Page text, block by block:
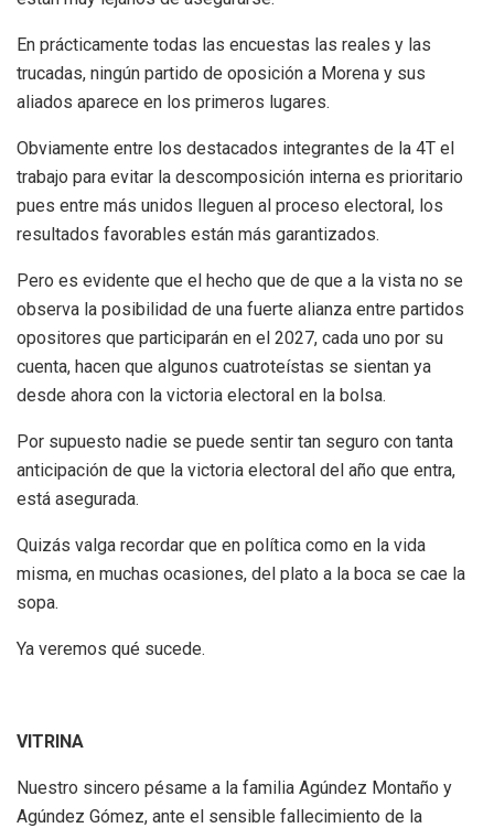
En prácticamente todas las encuestas las reales y las
trucadas, ningún partido de oposición a Morena y sus
aliados aparece en los primeros lugares.
Obviamente entre los destacados integrantes de la 4T el
trabajo para evitar la descomposición interna es prioritario
pues entre más unidos lleguen al proceso electoral, los
resultados favorables están más garantizados.
Pero es evidente que el hecho que de que a la vista no se
observa la posibilidad de una fuerte alianza entre partidos
opositores que participarán en el 2027, cada uno por su
cuenta, hacen que algunos cuatroteístas se sientan ya
desde ahora con la victoria electoral en la bolsa.
Por supuesto nadie se puede sentir tan seguro con tanta
anticipación de que la victoria electoral del año que entra,
está asegurada.
Quizás valga recordar que en política como en la vida
misma, en muchas ocasiones, del plato a la boca se cae la
sopa.
Ya veremos qué sucede.
VITRINA
Nuestro sincero pésame a la familia Agúndez Montaño y
Agúndez Gómez, ante el sensible fallecimiento de la